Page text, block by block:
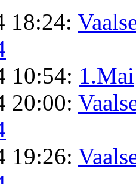
18:24:
10:54: 1.Mai
20:00:
19:26: